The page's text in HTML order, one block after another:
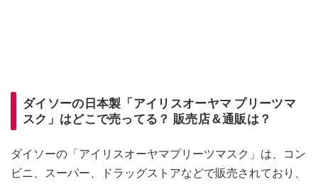
ダイソーの日本製「アイリスオーヤマ プリーツマ
スク」はどこで売ってる？ 販売店＆通販は？
ダイソーの「アイリスオーヤマプリーツマスク」は、コン
ビニ、スーパー、ドラッグストアなどで販売されており、